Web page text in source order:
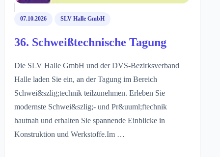
07.10.2026 SLV Halle GmbH
36. Schweißtechnische Tagung
Die SLV Halle GmbH und der DVS-Bezirksverband
Halle laden Sie ein, an der Tagung im Bereich
Schwei&szlig;technik teilzunehmen. Erleben Sie
modernste Schwei&szlig;- und Pr&uuml;ftechnik
hautnah und erhalten Sie spannende Einblicke in
Konstruktion und Werkstoffe.Im …